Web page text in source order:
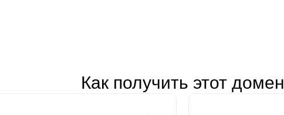
Как получить этот домен